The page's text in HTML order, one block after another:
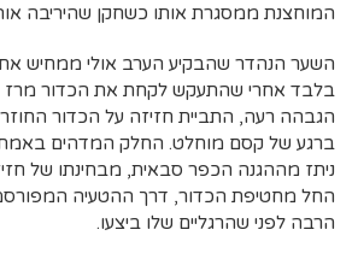
המוחצנת ממסגרת אותו כשחקן שהיריבה
השער הנהדר שהבקיע הערב אולי ממחיש
בלבד אחרי שהתעקש לקחת את הכדור מרז
הגבהה רעה, התביית חזיזה על הכדור
ברגע של קסם מוחלט. החלק המדהים
ניתז מההגנה הכפר סבאית, מבחינתו של
החל מחטיפת הכדור, דרך ההטעיה
הרבה לפני שהרגליים שלו ביצעו.